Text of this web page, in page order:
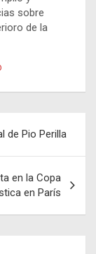
sobre
de la
de Pio Perilla
en la Copa
en París